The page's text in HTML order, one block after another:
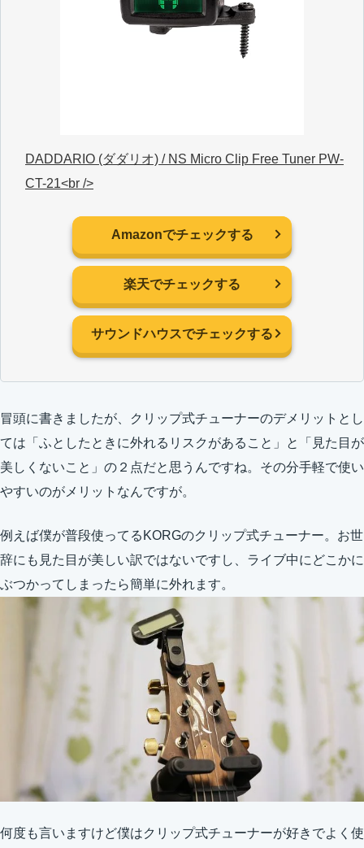
DADDARIO (ダダリオ) / NS Micro Clip Free Tuner PW-
CT-21<br />
Amazonでチェックする
楽天でチェックする
サウンドハウスでチェックする
冒頭に書きましたが、クリップ式チューナーのデメリットとし
ては「ふとしたときに外れるリスクがあること」と「見た目が
美しくないこと」の２点だと思うんですね。その分手軽で使い
やすいのがメリットなんですが。
例えば僕が普段使ってるKORGのクリップ式チューナー。お世
辞にも見た目が美しい訳ではないですし、ライブ中にどこかに
ぶつかってしまったら簡単に外れます。
何度も言いますけど僕はクリップ式チューナーが好きでよく使